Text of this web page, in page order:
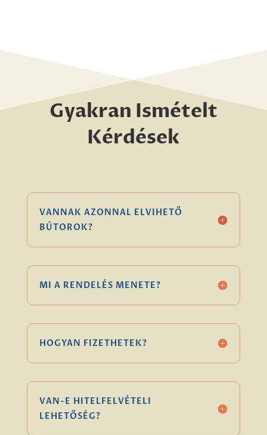
Gyakran Ismételt
Kérdések
VANNAK AZONNAL ELVIHETŐ
BÚTOROK?
MI A RENDELÉS MENETE?
HOGYAN FIZETHETEK?
VAN-E HITELFELVÉTELI
LEHETŐSÉG?